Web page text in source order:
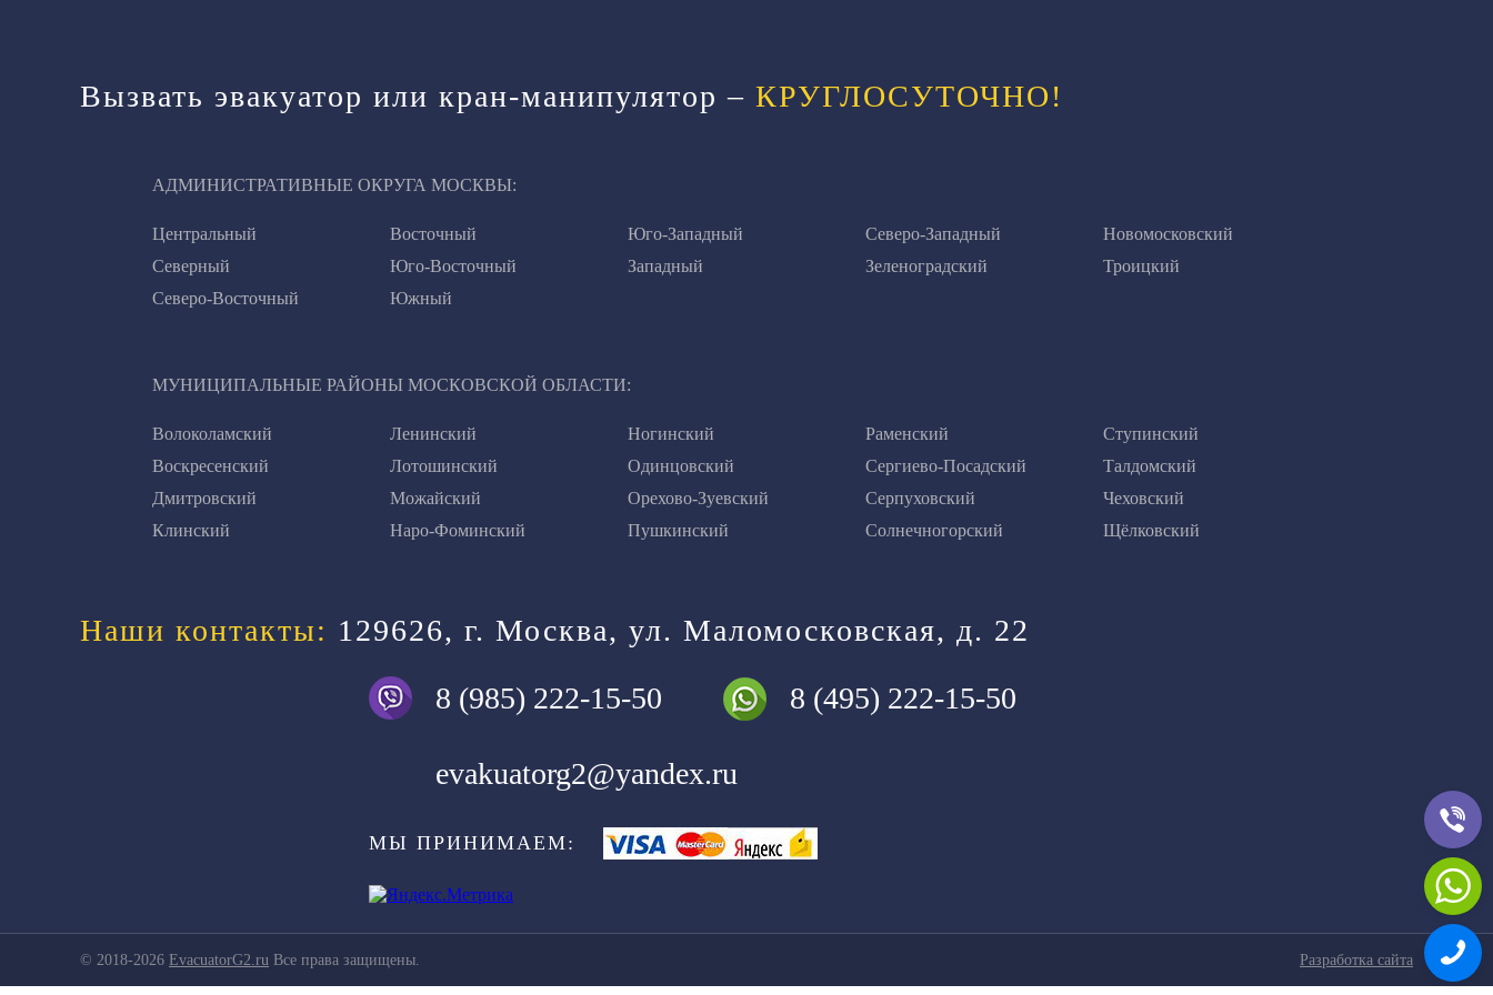
Вызвать эвакуатор или кран-манипулятор – КРУГЛОСУТОЧНО!
АДМИНИСТРАТИВНЫЕ ОКРУГА МОСКВЫ:
Центральный Восточный Юго-Западный Северо-Западный
Новомосковский
Северный
Юго-Восточный Западный Зеленоградский
Троицкий
Северо-Восточный
Южный
МУНИЦИПАЛЬНЫЕ РАЙОНЫ МОСКОВСКОЙ ОБЛАСТИ:
Волоколамский Ленинский Ногинский Раменский
Ступинский
Воскресенский
Лотошинский Одинцовский Сергиево-Посадский
Талдомский
Дмитровский
Можайский Орехово-Зуевский Серпуховский
Чеховский
Клинский
Наро-Фоминский Пушкинский Солнечногорский Щёлковский
Наши контакты: 129626, г. Москва, ул. Маломосковская, д. 22
8 (985) 222-15-50 8 (495) 222-15-50
evakuatorg2@yandex.ru
МЫ ПРИНИМАЕМ:
© 2018-2026 EvacuatorG2.ru Все права защищены. Разработка сайта